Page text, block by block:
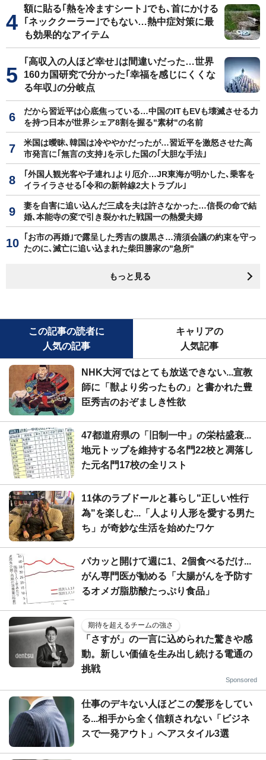
額に貼る｢熱を冷ますシート｣でも､首にかける
｢ネッククーラー｣でもない…熱中症対策に最
も効果的なアイテム
｢高収入の人ほど幸せ｣は間違いだった…世界
160カ国研究で分かった｢幸福を感じにくくな
る年収｣の分岐点
だから習近平は心底焦っている…中国のITもEVも壊滅させる力
を持つ日本が世界シェア8割を握る"素材"の名前
米国は曖昧､韓国は冷ややかだったが…習近平を激怒させた高
市発言に｢無言の支持｣を示した国の｢大胆な手法｣
｢外国人観光客や子連れ｣より厄介…JR東海が明かした､乗客を
イライラさせる｢令和の新幹線2大トラブル｣
妻を自害に追い込んだ三成を夫は許さなかった…信長の命で結
婚､本能寺の変で引き裂かれた戦国一の熱愛夫婦
｢お市の再婚｣で露呈した秀吉の腹黒さ…清須会議の約束を守っ
たのに､滅亡に追い込まれた柴田勝家の"急所"
もっと見る
この記事の読者に
人気の記事
キャリアの
人気記事
NHK大河ではとても放送できない...宣教
師に「獣より劣ったもの」と書かれた豊
臣秀吉のおぞましき性欲
47都道府県の「旧制一中」の栄枯盛衰...
地元トップを維持する名門22校と凋落し
た元名門17校の全リスト
11体のラブドールと暮らし"正しい性行
為"を楽しむ...「人より人形を愛する男た
ち」が奇妙な生活を始めたワケ
パカッと開けて週に1、2個食べるだけ...
がん専門医が勧める「大腸がんを予防す
るオメガ脂肪酸たっぷり食品」
期待を超えるチームの強さ
「さすが」の一言に込められた驚きや感
動。新しい価値を生み出し続ける電通の
挑戦
Sponsored
仕事のデキない人ほどこの髪形をしてい
る...相手から全く信頼されない「ビジネ
スで一発アウト」ヘアスタイル3選